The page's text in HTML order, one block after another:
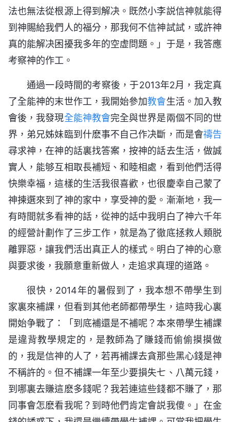
法也無法從根源上得到解决。既然小李説信神就能得
到神賜給我們人的福分，那我何不信神試試，或許神
真的能解决困擾我多年的空虚問題。」于是，我答應
考察神的作工。
通過一段時間的考察後，于2013年2月，我定真
了全能神的末世作工，我開始參加教會生活。加入教
會後，我發現全能神教會完全與世界是兩個不同的世
界，弟兄姊妹臨到什麽事不自己作决斷，而是會禱告
尋求神，在神的話裏找答案，按神的話去生活，做誠
實人，能够互相取長補短、和睦相處，看到他們活得
快樂幸福，這樣的生活我很喜歡，也很慶幸自己蒙了
神揀選來到了神的家中，享受神的愛。漸漸地，我一
有時間就多看神的話，從神的話中我明白了神六千年
的經營計劃作了三步工作，就是為了徹底拯救人類脱
離罪惡，讓我們活出真正人的樣式。明白了神的心意
與要求後，我願意重新做人，走追求真理的道路。
很快，2014年的暑假到了，我本想不帶學生到
家裏來補課，但看到其他老師都帶學生，這時我心裏
開始争戰了：「到底補還是不補呢？本來帶學生補課
是違背教學規定的，是教師為了賺錢而偷偷摸摸做
的，我是信神的人了，若再補課去貪那些黑心錢是神
不稱許的。但不補課一年至少要損失七、八萬元錢，
到哪裏去賺這麽多錢呢？我若連這些錢都不賺了，那
同事會怎麽看我呢？到時他們肯定會説我傻。」在金